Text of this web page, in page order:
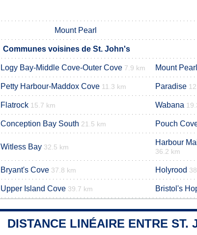
Mount Pearl
Communes voisines de St. John's
Logy Bay-Middle Cove-Outer Cove 7.9 km Mount Pearl
Petty Harbour-Maddox Cove 11.3 km Paradise
Flatrock 15.7 km Wabana
Conception Bay South 21.5 km Pouch
Witless Bay 32.5 km
Harbour
36.2 km
Bryant's Cove 37.8 km Holyrood
Upper Island Cove 39.7 km Bristol's
DISTANCE LINÉAIRE ENTRE